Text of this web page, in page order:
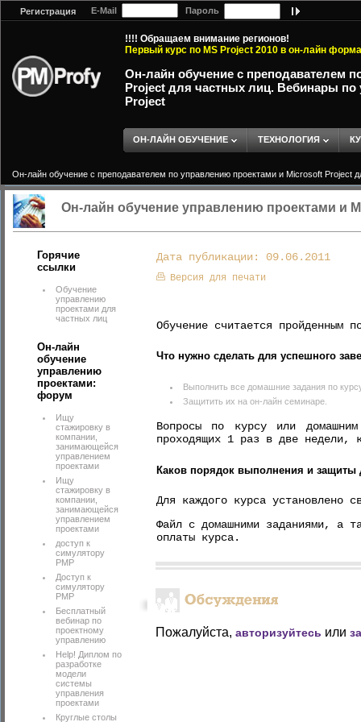
Регистрация E-Mail Пароль
!!!! Обращаем внимание регионов!
Первый курс по MS Project 2010 в он-лайн
Он-лайн обучение с преподавателем
Project для частных лиц. Вебинары
Project
ОН-ЛАЙН ОБУЧЕНИЕ ТЕХНОЛОГИЯ
Он-лайн обучение с преподавателем по управлению проектами и Microsoft
Он-лайн обучение управлению проектами и
Горячие
ссылки
Обучение
управлению
проектами для
частных лиц
Он-лайн
обучение
управлению
проектами:
форум
Ищу
стажировку в
компании,
занимающейся
управлением
проектами
Ищу
стажировку в
компании,
занимающейся
управлением
проектами
доступ к
симулятору
PMP
Доступ к
симулятору
РМР
Бесплатный
вебинар по
проектному
управлению
Help! Диплом по
разработке
модели
системы
управления
проектами
Круглые столы
Дата публикации: 09.06.2011
Версия для печати
Обучение считается пройденным
Что нужно сделать для успешного
Выполнить все домашние задания по
Защитить их на он-лайн семинаре.
Вопросы по курсу или
проходящих 1 раз в две недели,
Каков порядок выполнения и защиты
Для каждого курса установлено
Файл с домашними заданиями, а
оплаты курса.
Пожалуйста, авторизуйтесь или